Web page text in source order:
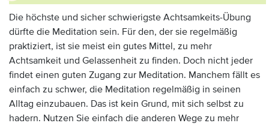
Die höchste und sicher schwierigste Achtsamkeits-Übung
dürfte die Meditation sein. Für den, der sie regelmäßig
praktiziert, ist sie meist ein gutes Mittel, zu mehr
Achtsamkeit und Gelassenheit zu finden. Doch nicht jeder
findet einen guten Zugang zur Meditation. Manchem fällt es
einfach zu schwer, die Meditation regelmäßig in seinen
Alltag einzubauen. Das ist kein Grund, mit sich selbst zu
hadern. Nutzen Sie einfach die anderen Wege zu mehr